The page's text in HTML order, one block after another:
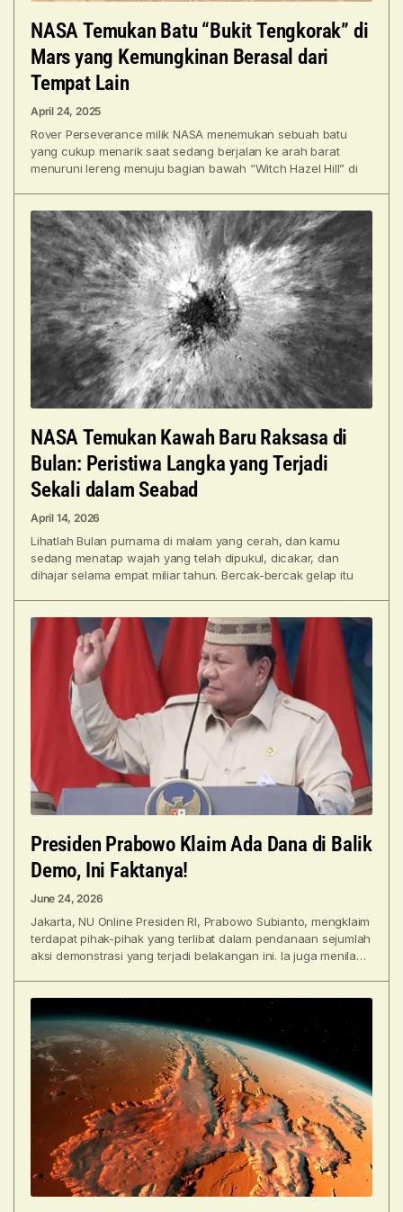
NASA Temukan Batu “Bukit Tengkorak” di
Mars yang Kemungkinan Berasal dari
Tempat Lain
April 24, 2025
Rover Perseverance milik NASA menemukan sebuah batu
yang cukup menarik saat sedang berjalan ke arah barat
menuruni lereng menuju bagian bawah “Witch Hazel Hill” di
NASA Temukan Kawah Baru Raksasa di
Bulan: Peristiwa Langka yang Terjadi
Sekali dalam Seabad
April 14, 2026
Lihatlah Bulan purnama di malam yang cerah, dan kamu
sedang menatap wajah yang telah dipukul, dicakar, dan
dihajar selama empat miliar tahun. Bercak-bercak gelap itu
Presiden Prabowo Klaim Ada Dana di Balik
Demo, Ini Faktanya!
June 24, 2026
Jakarta, NU Online Presiden RI, Prabowo Subianto, mengklaim
terdapat pihak-pihak yang terlibat dalam pendanaan sejumlah
aksi demonstrasi yang terjadi belakangan ini. Ia juga menilai